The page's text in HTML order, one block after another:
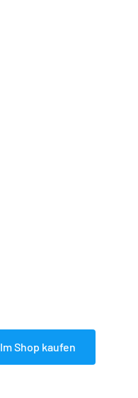
Im Shop kaufen